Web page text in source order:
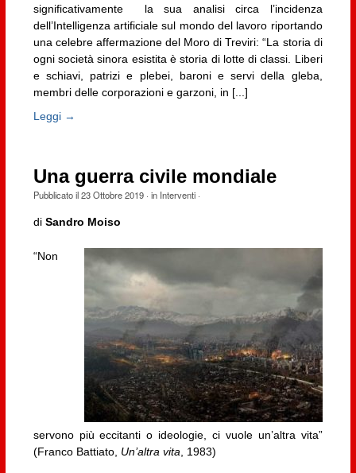
significativamente la sua analisi circa l’incidenza
dell’Intelligenza artificiale sul mondo del lavoro riportando
una celebre affermazione del Moro di Treviri: “La storia di
ogni società sinora esistita è storia di lotte di classi. Liberi
e schiavi, patrizi e plebei, baroni e servi della gleba,
membri delle corporazioni e garzoni, in [...]
Leggi →
Una guerra civile mondiale
Pubblicato il23 Ottobre 2019· in Interventi·
di Sandro Moiso
“Non
servono più eccitanti o ideologie, ci vuole un’altra vita”
(Franco Battiato, Un’altra vita , 1983)